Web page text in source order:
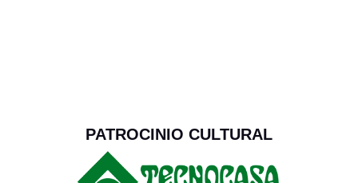
PATROCINIO CULTURAL